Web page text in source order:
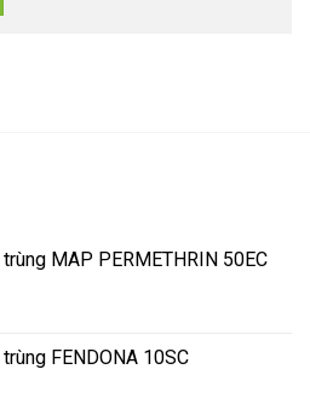
MAP PERMETHRIN 50EC
FENDONA 10SC